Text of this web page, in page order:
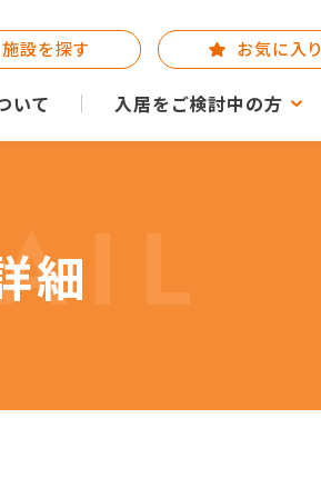
いて 入居をご検討中の方
施設を探す お気に入り
細